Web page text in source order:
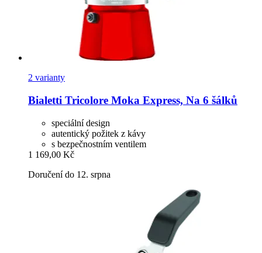
2 varianty
Bialetti Tricolore Moka Express, Na 6 šálků
speciální design
autentický požitek z kávy
s bezpečnostním ventilem
1 169,00 Kč
Doručení do 12. srpna